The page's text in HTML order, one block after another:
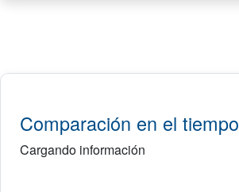
Comparación en el tiempo
Cargando información